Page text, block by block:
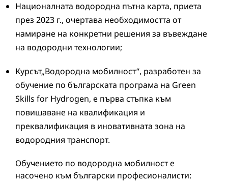
Националната водородна пътна карта, приета
през 2023 г., очертава необходимостта от
намиране на конкретни решения за въвеждане
на водородни технологии;
Курсът„Водородна мобилност“, разработен за
обучение по българската програма на Green
Skills for Hydrogen, е първа стъпка към
повишаване на квалификация и
преквалификация в иновативната зона на
водородния транспорт.
Обучението по водородна мобилност е
насочено към български професионалисти: